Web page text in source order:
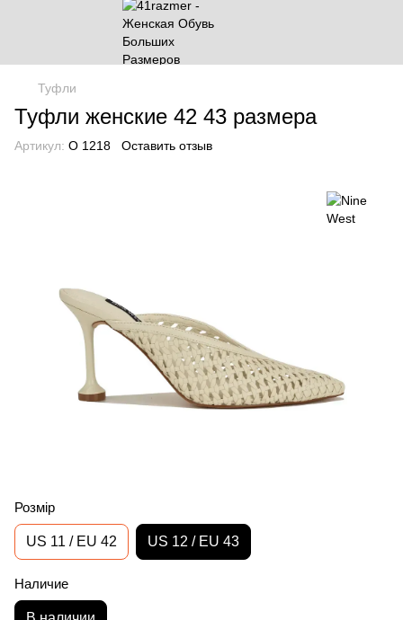
Туфли
Туфли женские 42 43 размера
Артикул: О 1218 Оставить отзыв
Розмір
US 11 / EU 42 US 12 / EU 43
Наличие